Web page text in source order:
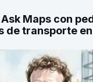
Maps con
de transporte